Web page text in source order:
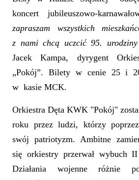
koncert jubileuszowo-
zapraszam wszystkich
z nami chcą uczcić 95.
Jacek Kampa, dyrygent
„Pokój”. Bilety w cenie 25 i
w kasie MCK.
Orkiestra Dęta KWK "Pokój"
roku przez ludzi, którzy
swój patriotyzm. Ambitne
się orkiestry przerwał wybuch
Działania wojenne różnie